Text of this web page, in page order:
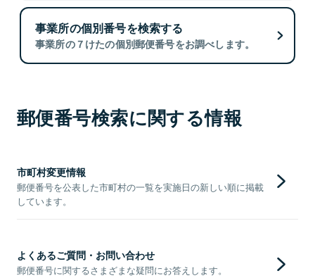
事業所の個別番号を検索する
事業所の７けたの個別郵便番号をお調べします。
郵便番号検索に関する情報
市町村変更情報
郵便番号を公表した市町村の一覧を実施日の新しい順に掲載
しています。
よくあるご質問・お問い合わせ
郵便番号に関するさまざまな疑問にお答えします。